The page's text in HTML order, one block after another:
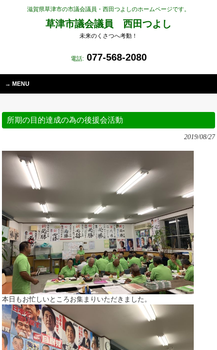
滋賀県草津市の市議会議員・西田つよしのホームページです。
草津市議会議員 西田つよし
未来のくさつへ考動！
電話:077-568-2080
MENU
所期の目的達成の為の後援会活動
2019/08/27
本日もお忙しいところお集まりいただきました。